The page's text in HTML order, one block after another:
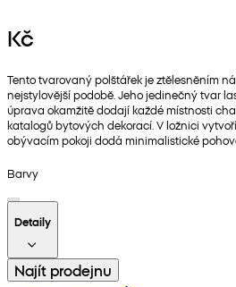
Kč
Tento tvarovaný polštářek je ztělesněním
nejstylovější podobě. Jeho jedinečný tvar
úprava okamžitě dodají každé místnosti
katalogů bytových dekorací. V ložnici
obývacím pokoji dodá minimalistické
Barvy
Detaily
Najít prodejnu